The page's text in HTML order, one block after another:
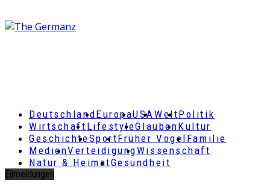
DeutschlandEuropaUSAWeltPolitik
Wirtschaft LifestyleGlaubenKultur
GeschichteSportFrüher Vogel Familie
MedienVerteidigungWissenschaft
Natur & HeimatGesundheit
Eilmeldungen